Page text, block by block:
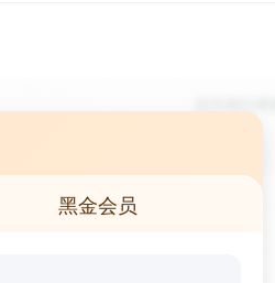
黑金会员